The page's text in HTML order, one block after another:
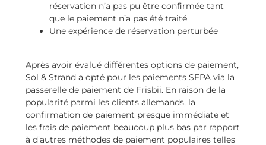
réservation n’a pas pu être confirmée tant
que le paiement n’a pas été traité
Une expérience de réservation perturbée
Après avoir évalué différentes options de paiement,
Sol & Strand a opté pour les paiements SEPA via la
passerelle de paiement de Frisbii. En raison de la
popularité parmi les clients allemands, la
confirmation de paiement presque immédiate et
les frais de paiement beaucoup plus bas par rapport
à d’autres méthodes de paiement populaires telles